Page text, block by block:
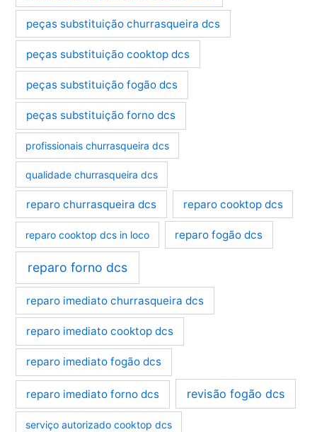
peças substituição churrasqueira dcs
peças substituição cooktop dcs
peças substituição fogão dcs
peças substituição forno dcs
profissionais churrasqueira dcs
qualidade churrasqueira dcs
reparo churrasqueira dcs reparo cooktop dcs
reparo cooktop dcs in loco reparo fogão dcs
reparo forno dcs
reparo imediato churrasqueira dcs
reparo imediato cooktop dcs
reparo imediato fogão dcs
reparo imediato forno dcs revisão fogão dcs
serviço autorizado cooktop dcs